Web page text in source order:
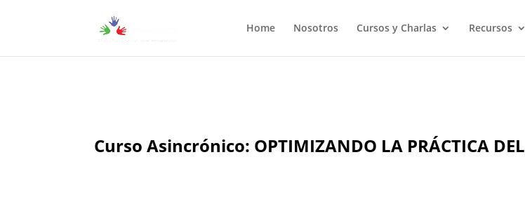
Home Nosotros Cursos y Charlas Recursos
Curso Asincrónico: OPTIMIZANDO LA PRÁCTICA